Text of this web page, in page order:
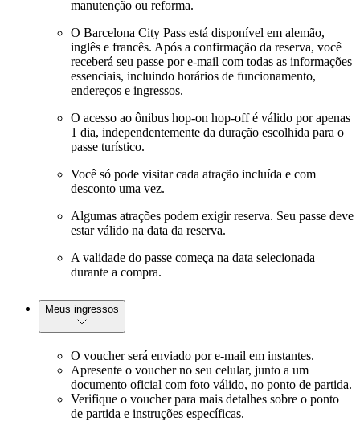
manutenção ou reforma.
O Barcelona City Pass está disponível em alemão,
inglês e francês. Após a confirmação da reserva, você
receberá seu passe por e-mail com todas as informações
essenciais, incluindo horários de funcionamento,
endereços e ingressos.
O acesso ao ônibus hop-on hop-off é válido por apenas
1 dia, independentemente da duração escolhida para o
passe turístico.
Você só pode visitar cada atração incluída e com
desconto uma vez.
Algumas atrações podem exigir reserva. Seu passe deve
estar válido na data da reserva.
A validade do passe começa na data selecionada
durante a compra.
Meus ingressos
O voucher será enviado por e-mail em instantes.
Apresente o voucher no seu celular, junto a um
documento oficial com foto válido, no ponto de partida.
Verifique o voucher para mais detalhes sobre o ponto
de partida e instruções específicas.